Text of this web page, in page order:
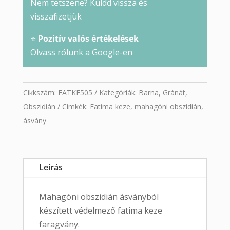
Nem tetszene? Küldd vissza és
visszafizetjük
⭐ Pozitív valós értékelések
Olvass rólunk a Google-en
Cikkszám: FATKE505 Kategóriák: Barna, Gránát,
Obszidián
Címkék: Fatima keze, mahagóni obszidián,
ásvány
Leírás
Mahagóni obszidián ásványból
készített védelmező fatima keze
faragvány.